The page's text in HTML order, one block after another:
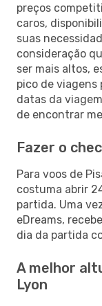
preços
caros,
suas
consideração
ser mais altos,
pico de viagens
datas da
de encontrar
Fazer o
Para voos de
costuma abrir
partida. Uma
eDreams,
dia da partida
A melhor
Lyon